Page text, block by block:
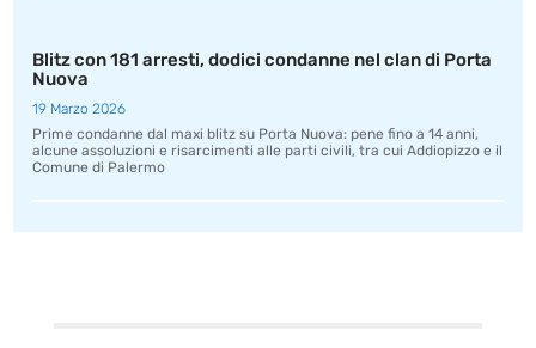
Blitz con 181 arresti, dodici condanne nel clan di Porta
Nuova
19 Marzo 2026
Prime condanne dal maxi blitz su Porta Nuova: pene fino a 14 anni,
alcune assoluzioni e risarcimenti alle parti civili, tra cui Addiopizzo e il
Comune di Palermo